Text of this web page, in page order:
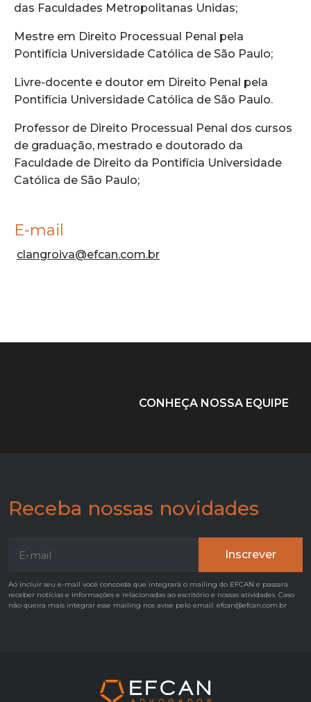
das Faculdades Metropolitanas Unidas;
Mestre em Direito Processual Penal pela
Pontifícia Universidade Católica de São Paulo;
Livre-docente e doutor em Direito Penal pela
Pontifícia Universidade Católica de São Paulo.
Professor de Direito Processual Penal dos cursos
de graduação, mestrado e doutorado da
Faculdade de Direito da Pontifícia Universidade
Católica de São Paulo;
E-mail
clangroiva@efcan.com.br
CONHEÇA NOSSA EQUIPE
Receba nossas novidades
Ao incluir seu e-mail você concorda que integrará o mailing do EFCAN e passará
receber notícias e informações e relacionadas ao escritório e nossas atividades. Caso
não queira mais integrar esse mailing nos avise pelo email: efcan@efcan.com.br